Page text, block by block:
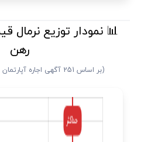
📊 نمودار توزیع نرمال
رهن
(بر اساس 251 آگهی اجاره آپارتمان در سعادت آباد تهران)